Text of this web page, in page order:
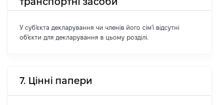
У суб'єкта декларування чи членів його сім'ї відсутні
об'єкти для декларування в цьому розділі.
7. Цінні папери